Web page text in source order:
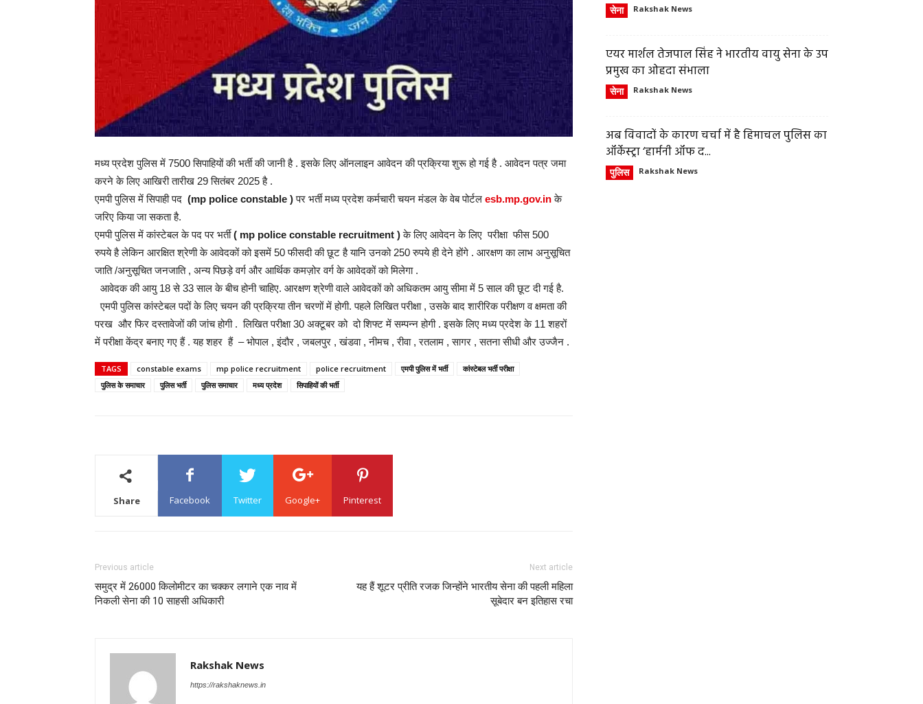
मध्य प्रदेश पुलिस में 7500 सिपाहियों की भर्ती की जानी है . इसके लिए ऑनलाइन आवेदन की प्रक्रिया शुरू हो गई है . आवेदन पत्र जमा
करने के लिए आखिरी तारीख 29 सितंबर 2025 है .
एमपी पुलिस में सिपाही पद (mp police constable )पर भर्ती मध्य प्रदेश कर्मचारी चयन मंडल के वेब पोर्टल esb.mp.gov.in के
जरिए किया जा सकता है.
एमपी पुलिस में कांस्टेबल के पद पर भर्ती( mp police constable recruitment )के लिए आवेदन के लिए परीक्षा फीस 500
रुपये है लेकिन आरक्षित श्रेणी के आवेदकों को इसमें 50 फीसदी की छूट है यानि उनको 250 रुपये ही देने होंगे . आरक्षण का लाभ अनुसूचित
जाति /अनुसूचित जनजाति , अन्य पिछड़े वर्ग और आर्थिक कमज़ोर वर्ग के आवेदकों को मिलेगा .
आवेदक की आयु 18 से 33 साल के बीच होनी चाहिए. आरक्षण श्रेणी वाले आवेदकों को अधिकतम आयु सीमा में 5 साल की छूट दी गई है.
एमपी पुलिस कांस्टेबल पदों के लिए चयन की प्रक्रिया तीन चरणों में होगी. पहले लिखित परीक्षा , उसके बाद शारीरिक परीक्षण व क्षमता की
परख और फिर दस्तावेजों की जांच होगी . लिखित परीक्षा 30 अक्टूबर को दो शिफ्ट में सम्पन्न होगी . इसके लिए मध्य प्रदेश के 11 शहरों
में परीक्षा केंद्र बनाए गए हैं . यह शहर हैं – भोपाल , इंदौर , जबलपुर , खंडवा , नीमच , रीवा , रतलाम , सागर , सतना सीधी और उज्जैन .
TAGS constable exams mp police recruitment police recruitment एमपी पुलिस में भर्ती
कांस्टेबल भर्ती परीक्षा
पुलिस के समाचार
पुलिस भर्ती पुलिस समाचार मध्य प्रदेश सिपाहियों की भर्ती
Share Facebook Twitter Google+ Pinterest
Previous article
समुद्र में 26000 किलोमीटर का चक्कर लगाने एक नाव में
निकली सेना की 10 साहसी अधिकारी
Next article
यह हैं शूटर प्रीति रजक जिन्होंने भारतीय सेना की पहली महिला
सूबेदार बन इतिहास रचा
Rakshak News
https://rakshaknews.in
सेना Rakshak News
एयर मार्शल तेजपाल सिंह ने भारतीय वायु सेना के उप
प्रमुख का ओहदा संभाला
सेना Rakshak News
अब विवादों के कारण चर्चा में है हिमाचल पुलिस का
ऑर्केस्ट्रा ‘हार्मनी ऑफ द...
पुलिस Rakshak News